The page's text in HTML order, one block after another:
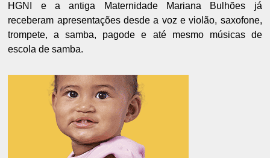
HGNI e a antiga Maternidade Mariana Bulhões já
receberam apresentações desde a voz e violão, saxofone,
trompete, a samba, pagode e até mesmo músicas de
escola de samba.